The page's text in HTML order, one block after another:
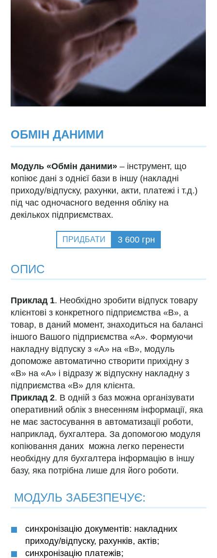
ОБМІН ДАНИМИ
Модуль «Обмін даними» – інструмент, що
копіює дані з однієї бази в іншу (накладні
приходу/відпуску, рахунки, акти, платежі і т.д.)
під час одночасного ведення обліку на
декількох підприємствах.
ПРИДБАТИ 3 600 грн
ОПИС
Приклад 1. Необхідно зробити відпуск товару
клієнтові з конкретного підприємства «В», а
товар, в даний момент, знаходиться на балансі
іншого Вашого підприємства «А». Формуючи
накладну відпуску з «А» на «В», модуль
допоможе автоматично створити прихідну з
«В» на «А» і відразу ж відпускну накладну з
підприємства «В» для клієнта.
Приклад 2. В одній з баз можна організувати
оперативний облік з внесенням інформації, яка
не має застосування в автоматизації роботи,
наприклад, бухгалтера. За допомогою модуля
копіювання даних можна легко перенести
необхідну для бухгалтера інформацію в іншу
базу, яка потрібна лише для його роботи.
МОДУЛЬ ЗАБЕЗПЕЧУЄ:
синхронізацію документів: накладних
приходу/відпуску, рахунків, актів;
синхронізацію платежів;